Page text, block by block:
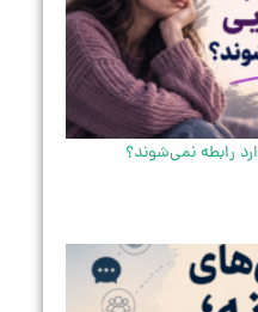
رابطه نمی‌شوند؟